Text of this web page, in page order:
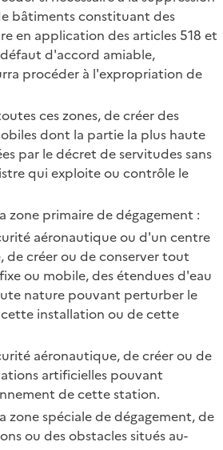
bâtiments constituant des
en application des articles 518 et
d'accord amiable,
procéder à l'expropriation de
ces zones, de créer des
dont la partie la plus haute
par le décret de servitudes sans
qui exploite ou contrôle le
zone primaire de dégagement :
aéronautique ou d'un centre
créer ou de conserver tout
ou mobile, des étendues d'eau
nature pouvant perturber le
installation ou de cette
aéronautique, de créer ou de
artificielles pouvant
de cette station.
zone spéciale de dégagement, de
ou des obstacles situés au-